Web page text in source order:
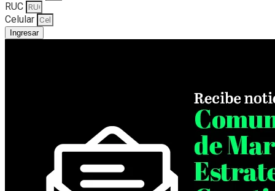
RUC
Celular
Ingresar